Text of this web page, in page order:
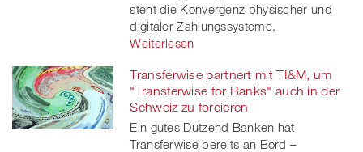
steht die Konvergenz physischer und
digitaler Zahlungssysteme.
Weiterlesen
Transferwise partnert mit TI&M, um
"Transferwise for Banks" auch in der
Schweiz zu forcieren
Ein gutes Dutzend Banken hat
Transferwise bereits an Bord –